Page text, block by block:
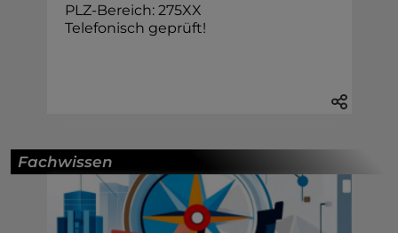
PLZ-Bereich: 275XX
Telefonisch geprüft!
Fachwissen